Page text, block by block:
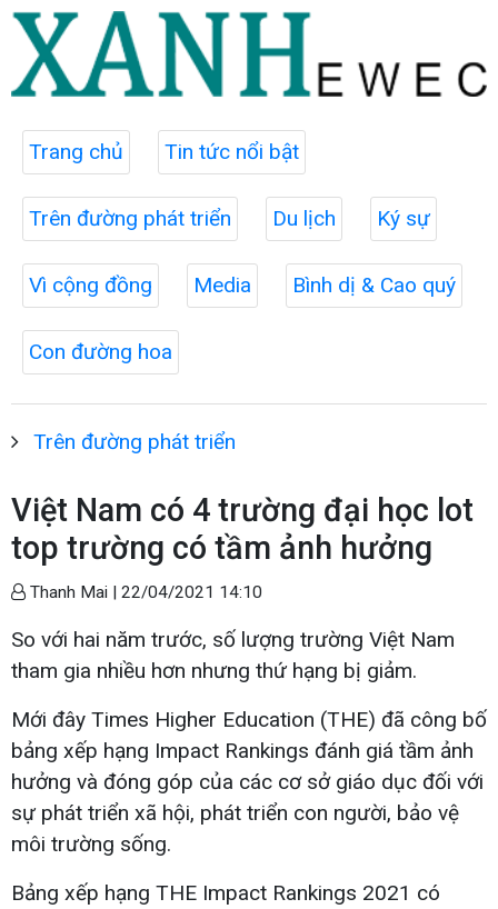
Trang chủ Tin tức nổi bật
Trên đường phát triển Du lịch Ký sự
Vì cộng đồng Media Bình dị & Cao quý
Con đường hoa
Trên đường phát triển
Việt Nam có 4 trường đại học lot
top trường có tầm ảnh hưởng
Thanh Mai | 22/04/2021 14:10
So với hai năm trước, số lượng trường Việt Nam
tham gia nhiều hơn nhưng thứ hạng bị giảm.
Mới đây Times Higher Education (THE) đã công bố
bảng xếp hạng Impact Rankings đánh giá tầm ảnh
hưởng và đóng góp của các cơ sở giáo dục đối với
sự phát triển xã hội, phát triển con người, bảo vệ
môi trường sống.
Bảng xếp hạng THE Impact Rankings 2021 có